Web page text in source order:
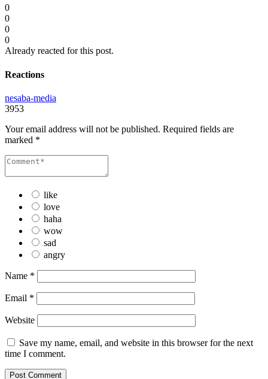
0
0
0
0
Already reacted for this post.
Reactions
nesaba-media
3953
Your email address will not be published. Required fields are
marked *
like
love
haha
wow
sad
angry
Name *
Email *
Website
Save my name, email, and website in this browser for the next
time I comment.